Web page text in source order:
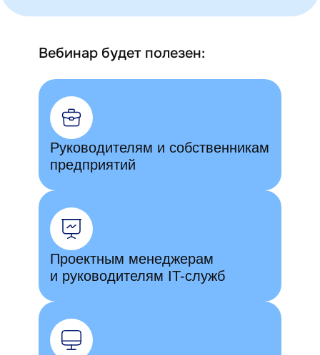
Руководителям и собственникам
предприятий
Проектным менеджерам
и руководителям IT-служб
Вебинар будет полезен: